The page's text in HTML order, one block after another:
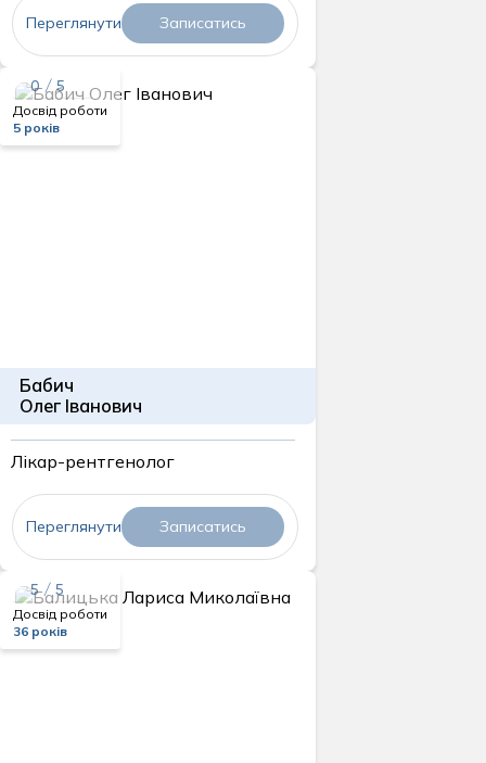
Переглянути Записатись
0 / 5
Досвід роботи
5 років
Переглянути Записатись
Бабич
Олег Іванович
Лікар-рентгенолог
5 / 5
Досвід роботи
36 років